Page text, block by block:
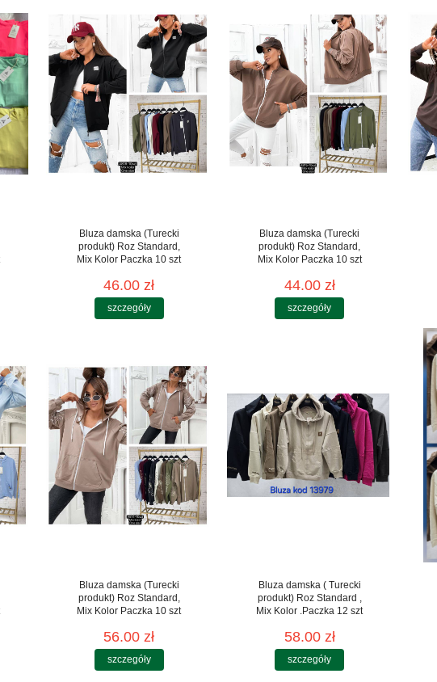
Bluza damska (Turecki
produkt) Roz Standard,
Mix Kolor Paczka 10 szt
46.00 zł
szczegóły
Bluza damska (Turecki
produkt) Roz Standard,
Mix Kolor Paczka 10 szt
44.00 zł
szczegóły
Bluza damska (Turecki
produkt) Roz Standard,
Mix Kolor Paczka 10 szt
56.00 zł
szczegóły
Bluza damska ( Turecki
produkt) Roz Standard ,
Mix Kolor .Paczka 12 szt
58.00 zł
szczegóły